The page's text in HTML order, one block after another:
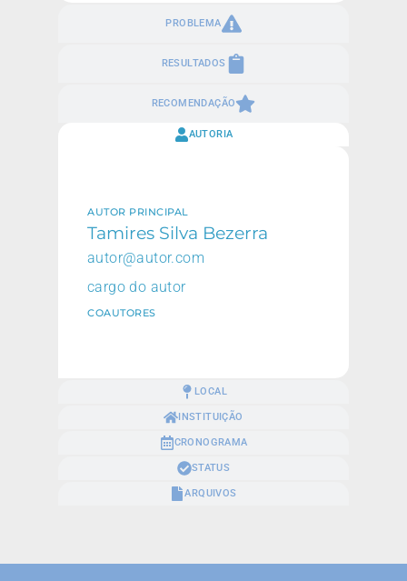
PROBLEMA
RESULTADOS
RECOMENDAÇÃO
AUTORIA
LOCAL
INSTITUIÇÃO
CRONOGRAMA
STATUS
ARQUIVOS
AUTOR PRINCIPAL
Tamires Silva Bezerra
autor@autor.com
cargo do autor
COAUTORES